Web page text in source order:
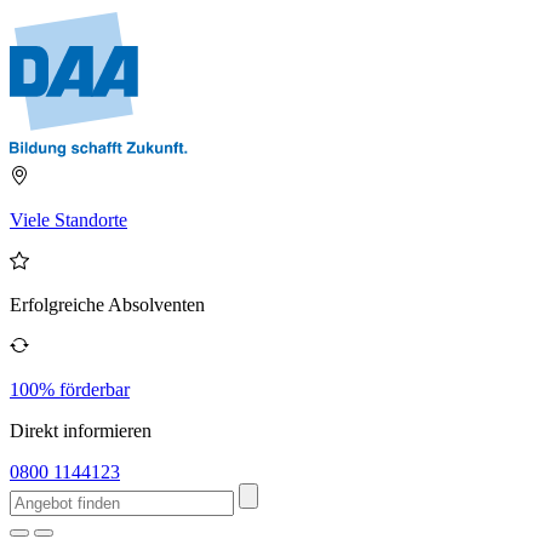
Viele Standorte
Erfolgreiche Absolventen
100% förderbar
Direkt informieren
0800 1144123